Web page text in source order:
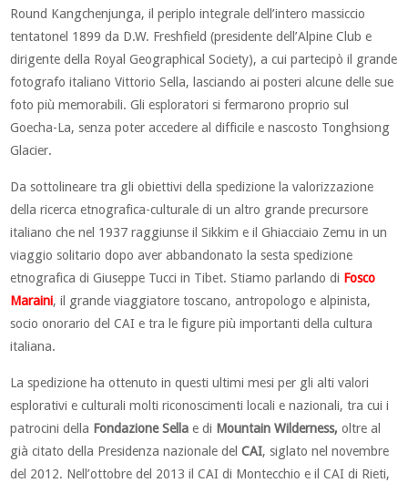
Round Kangchenjunga, il periplo integrale dell’intero massiccio
tentatonel 1899 da D.W. Freshfield (presidente dell’Alpine Club e
dirigente della Royal Geographical Society), a cui partecipò il grande
fotografo italiano Vittorio Sella, lasciando ai posteri alcune delle sue
foto più memorabili. Gli esploratori si fermarono proprio sul
Goecha-La, senza poter accedere al difficile e nascosto Tonghsiong
Glacier.
Da sottolineare tra gli obiettivi della spedizione la valorizzazione
della ricerca etnografica-culturale di un altro grande precursore
italiano che nel 1937 raggiunse il Sikkim e il Ghiacciaio Zemu in un
viaggio solitario dopo aver abbandonato la sesta spedizione
etnografica di Giuseppe Tucci in Tibet. Stiamo parlando di Fosco
Maraini, il grande viaggiatore toscano, antropologo e alpinista,
socio onorario del CAI e tra le figure più importanti della cultura
italiana.
La spedizione ha ottenuto in questi ultimi mesi per gli alti valori
esplorativi e culturali molti riconoscimenti locali e nazionali, tra cui i
patrocini della Fondazione Sella e di Mountain Wilderness, oltre al
già citato della Presidenza nazionale delCAI, siglato nel novembre
del 2012. Nell’ottobre del 2013 il CAI di Montecchio e il CAI di Rieti,